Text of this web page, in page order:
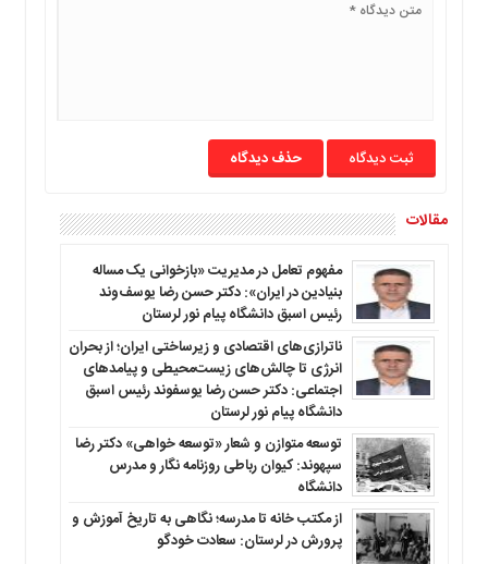
حذف دیدگاه
مقالات
مفهوم تعامل در مدیریت «بازخوانی یک مساله
بنیادین در ایران»: دکتر حسن رضا یوسف‌وند
رئیس اسبق دانشگاه پیام نور لرستان
ناترازی‌های اقتصادی و زیرساختی ایران؛ از بحران
انرژی تا چالش‌های زیست‌محیطی و پیامدهای
اجتماعی: دکتر حسن رضا یوسفوند رئیس اسبق
دانشگاه پیام نور لرستان
توسعه متوازن و شعار «توسعه خواهی» دکتر رضا
سپهوند: کیوان رباطی روزنامه نگار و مدرس
دانشگاه
از مکتب خانه تا مدرسه؛ نگاهی به تاریخ آموزش و
پرورش در لرستان: سعادت خودگو